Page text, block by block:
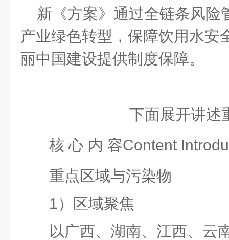
新《方案》通过全链条风险
产业绿色转型，保障饮用水安
丽中国建设提供制度保障。
下面展开讲述
核 心 内 容Content
重点区域与污染物
1）区域聚焦
以广西、湖南、江西、云